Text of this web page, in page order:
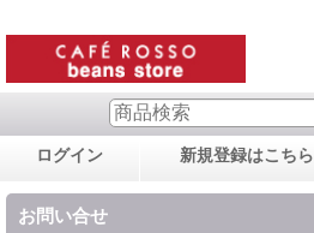
ログイン 新規登録はこちら
お問い合せ